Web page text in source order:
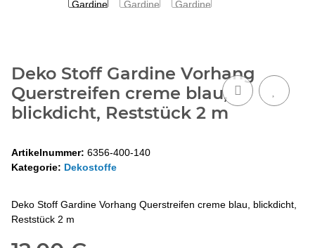
Deko Stoff Gardine Vorhang
Querstreifen creme blau,
blickdicht, Reststück 2 m
Artikelnummer: 6356-400-140
Kategorie: Dekostoffe
Deko Stoff Gardine Vorhang Querstreifen creme blau, blickdicht,
Reststück 2 m